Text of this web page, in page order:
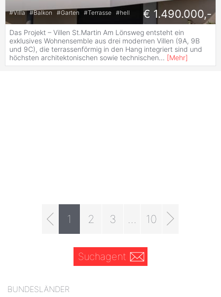
#Villa #Balkon #Garten #Terrasse #hell € 1.490.000,-
Das Projekt – Villen St.Martin Am Lönsweg entsteht ein
exklusives Wohnensemble aus drei modernen Villen (9A, 9B
und 9C), die terrassenförmig in den Hang integriert sind und
höchsten architektonischen sowie technischen... [Mehr]
1 2 3 10
Suchagent
BUNDESLÄNDER